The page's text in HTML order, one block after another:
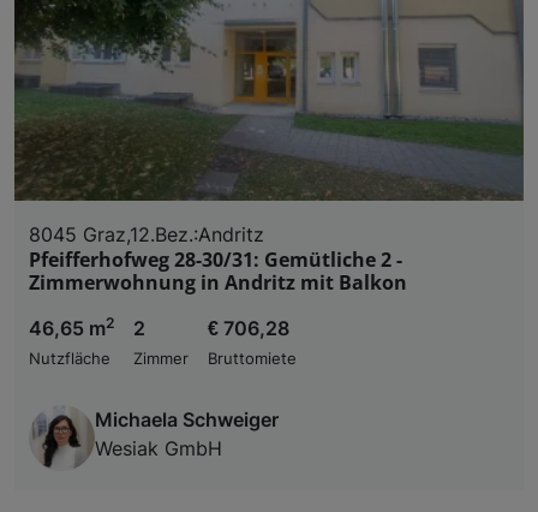
8045 Graz,12.Bez.:Andritz
Pfeifferhofweg 28-30/31: Gemütliche 2 -
Zimmerwohnung in Andritz mit Balkon
46,65 m2
Nutzfläche
2
Zimmer
€ 706,28
Bruttomiete
Michaela Schweiger
Wesiak GmbH